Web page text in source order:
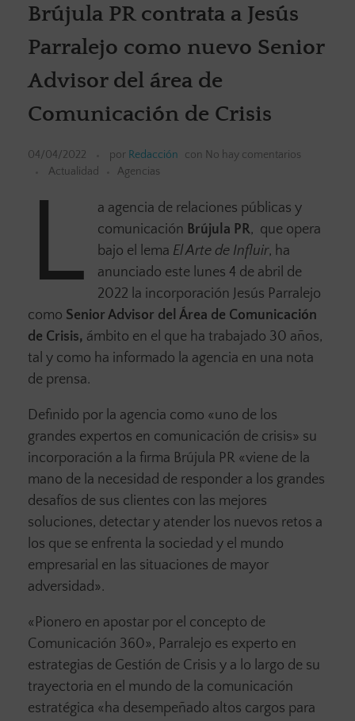
Brújula PR contrata a Jesús
Parralejo como nuevo Senior
Advisor del área de
Comunicación de Crisis
04/04/2022 por Redacción con No hay comentarios
Actualidad
Agencias
L
a agencia de relaciones públicas y
comunicación Brújula PR, que opera
bajo el lema El Arte de Influir, ha
anunciado este lunes 4 de abril de
2022 la incorporación Jesús Parralejo
como Senior Advisor del Área de Comunicación
de Crisis, ámbito en el que ha trabajado 30 años,
tal y como ha informado la agencia en una nota
de prensa.
Definido por la agencia como «uno de los
grandes expertos en comunicación de crisis» su
incorporación a la firma Brújula PR «viene de la
mano de la necesidad de responder a los grandes
desafíos de sus clientes con las mejores
soluciones, detectar y atender los nuevos retos a
los que se enfrenta la sociedad y el mundo
empresarial en las situaciones de mayor
adversidad».
«Pionero en apostar por el concepto de
Comunicación 360», Parralejo es experto en
estrategias de Gestión de Crisis y a lo largo de su
trayectoria en el mundo de la comunicación
estratégica «ha desempeñado altos cargos para